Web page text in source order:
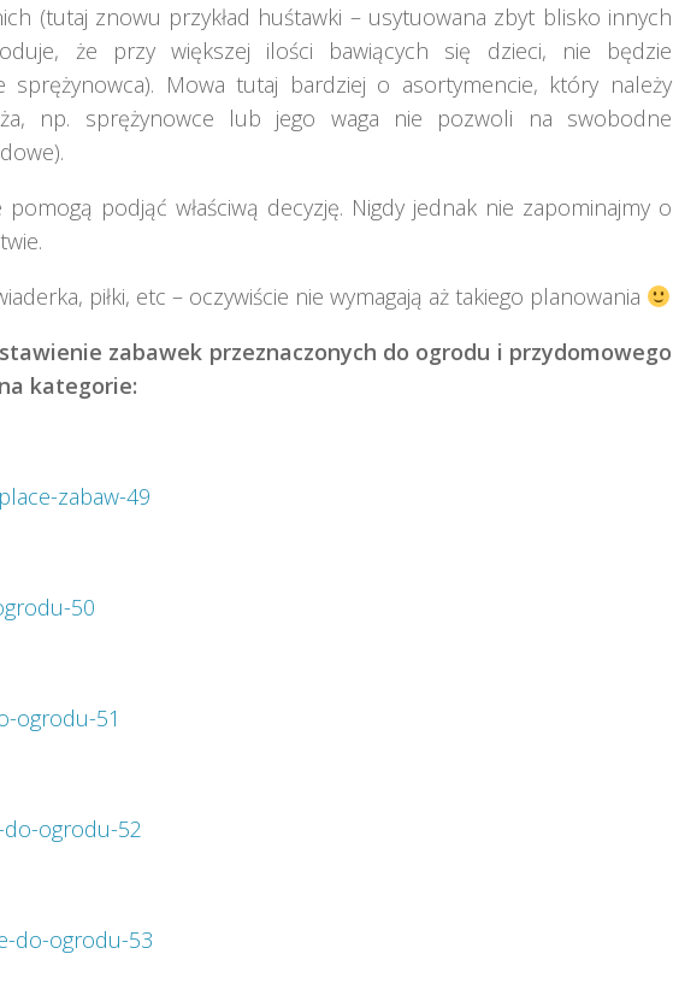
(tutaj znowu przykład huśtawki – usytuowana zbyt blisko innych
że przy większej ilości bawiących się dzieci, nie będzie
sprężynowca). Mowa tutaj bardziej o asortymencie, który należy
np. sprężynowce lub jego waga nie pozwoli na swobodne
podjąć właściwą decyzję. Nigdy jednak nie zapominajmy o
piłki, etc – oczywiście nie wymagają aż takiego planowania
zabawek przeznaczonych do ogrodu i przydomowego
kategorie:
zabaw-49
50
ogrodu-51
ogrodu-52
do-ogrodu-53